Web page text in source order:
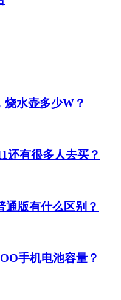
烧水壶多少W？
还有很多人去买？
通版有什么区别？
手机电池容量？